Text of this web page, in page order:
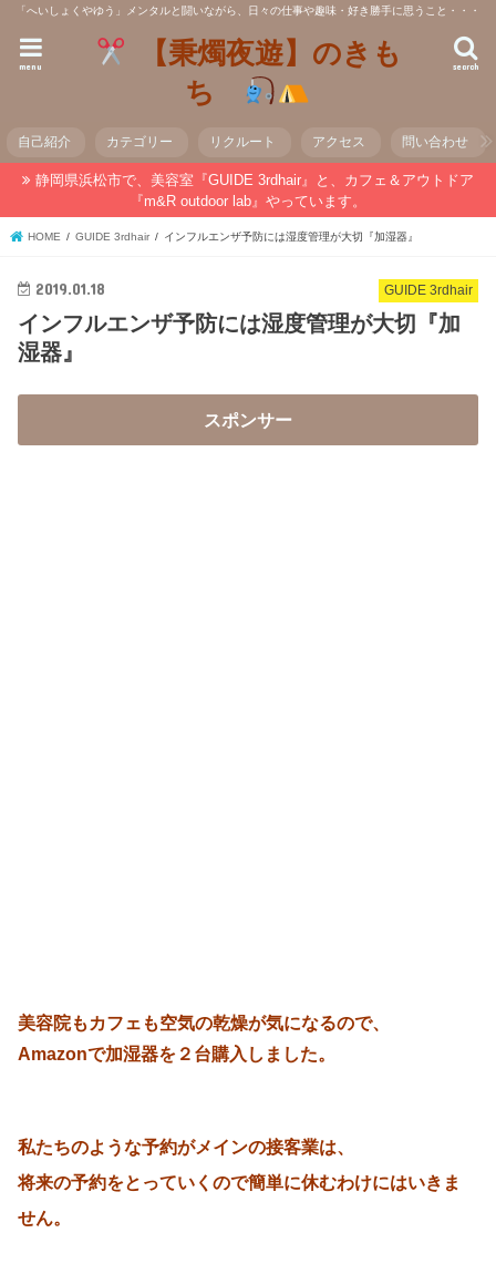
「へいしょくやゆう」メンタルと闘いながら、日々の仕事や趣味・好き勝手に思うこと・・・
【秉燭夜遊】のきも
ち
search
menu
自己紹介 カテゴリー リクルート アクセス 問い合わせ
静岡県浜松市で、美容室『GUIDE 3rdhair』と、カフェ＆アウトドア
『m&R outdoor lab』やっています。
HOME GUIDE 3rdhair インフルエンザ予防には湿度管理が大切『加湿器』
GUIDE 3rdhair
2019.01.18
インフルエンザ予防には湿度管理が大切『加
湿器』
スポンサー
美容院もカフェも空気の乾燥が気になるので、
Amazonで加湿器を２台購入しました。
私たちのような予約がメインの接客業は、
将来の予約をとっていくので簡単に休むわけにはいきま
せん。